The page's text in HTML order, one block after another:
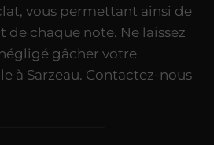
vous permettant ainsi de
chaque note. Ne laissez
gâcher votre
à Sarzeau. Contactez-nous